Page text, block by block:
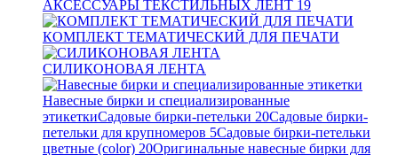
АКСЕССУАРЫ ТЕКСТИЛЬНЫХ ЛЕНТ 19
КОМПЛЕКТ ТЕМАТИЧЕСКИЙ ДЛЯ ПЕЧАТИ
СИЛИКОНОВАЯ ЛЕНТА
Навесные бирки и специализированные
этикеткиСадовые бирки-петельки 20Садовые бирки-
петельки для крупномеров 5Садовые бирки-петельки
цветные (color) 20Оригинальные навесные бирки для